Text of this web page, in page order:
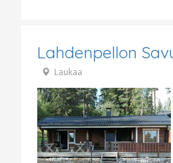
Lahdenpellon
Laukaa